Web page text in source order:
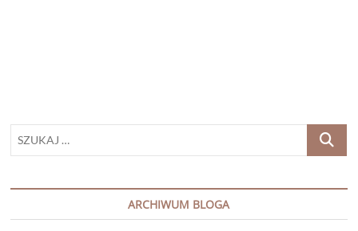
SZUKAJ
ARCHIWUM BLOGA